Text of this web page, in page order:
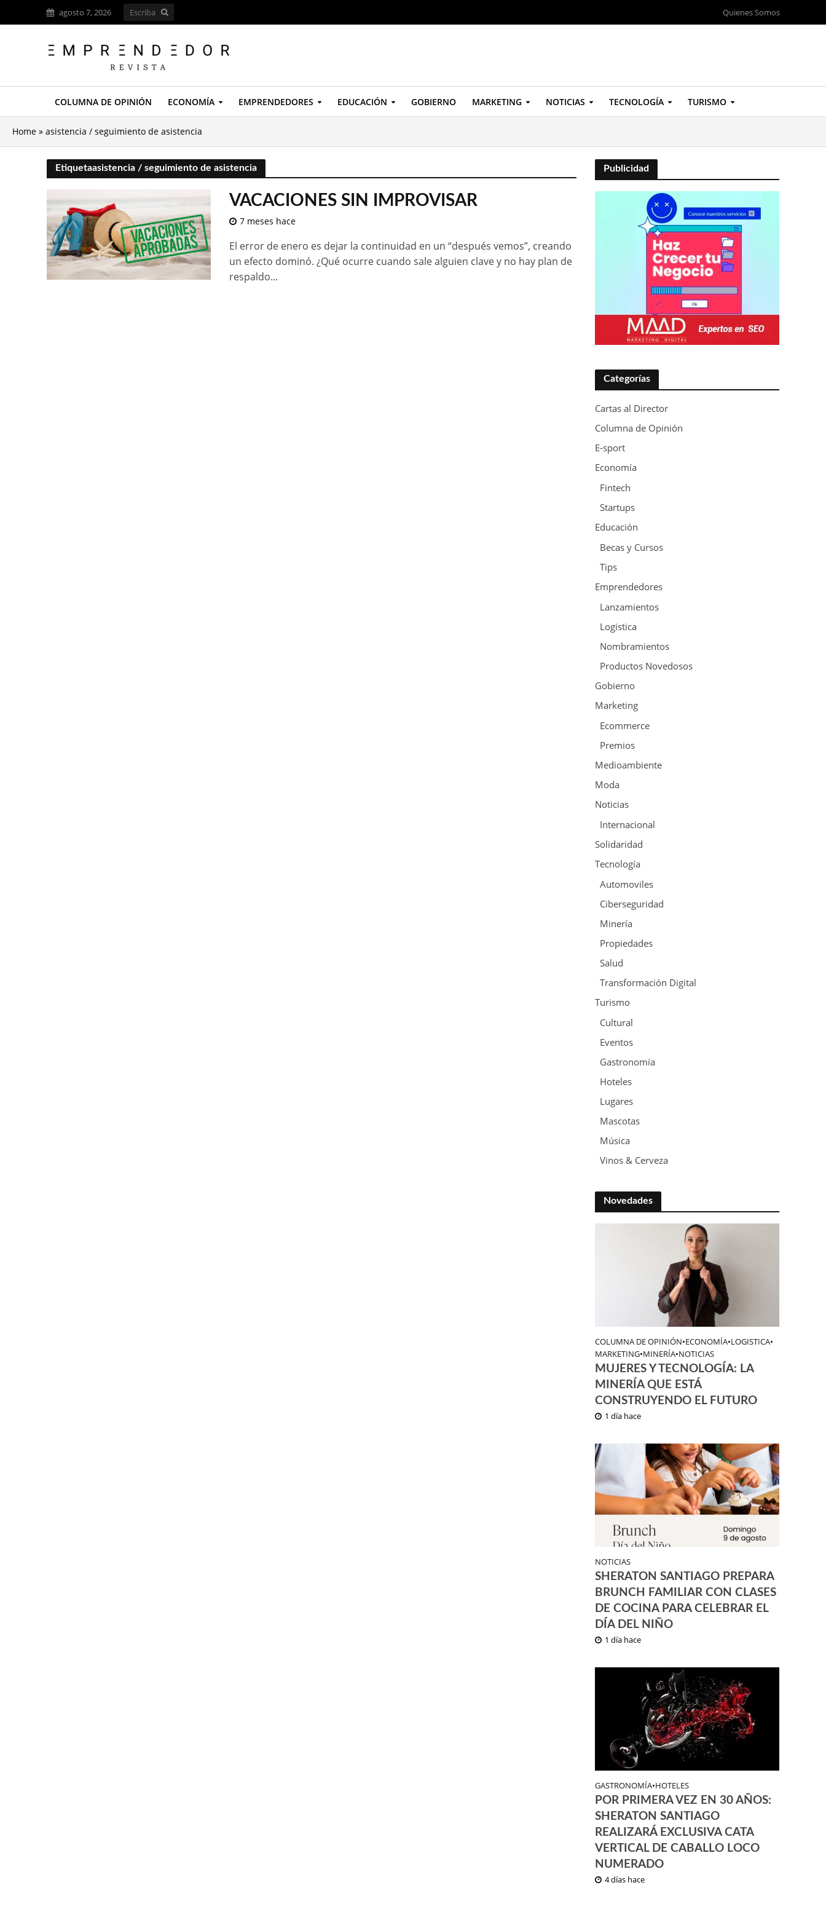
agosto 7, 2026 Quienes Somos
COLUMNA DE OPINIÓN ECONOMÍA EMPRENDEDORES EDUCACIÓN GOBIERNO MARKETING NOTICIAS TECNOLOGÍA TURISMO
Home » asistencia / seguimiento de asistencia
Etiquetaasistencia / seguimiento de asistencia
VACACIONES SIN IMPROVISAR
7 meses hace
El error de enero es dejar la continuidad en un “después vemos”, creando
un efecto dominó. ¿Qué ocurre cuando sale alguien clave y no hay plan de
respaldo...
Publicidad
Categorías
Cartas al Director
Columna de Opinión
E-sport
Economía
Fintech
Startups
Educación
Becas y Cursos
Tips
Emprendedores
Lanzamientos
Logistica
Nombramientos
Productos Novedosos
Gobierno
Marketing
Ecommerce
Premios
Medioambiente
Moda
Noticias
Internacional
Solidaridad
Tecnología
Automoviles
Ciberseguridad
Minería
Propiedades
Salud
Transformación Digital
Turismo
Cultural
Eventos
Gastronomía
Hoteles
Lugares
Mascotas
Música
Vinos & Cerveza
Novedades
COLUMNA DE OPINIÓN•ECONOMÍA•LOGISTICA•
MARKETING•MINERÍA•NOTICIAS
MUJERES Y TECNOLOGÍA: LA
MINERÍA QUE ESTÁ
CONSTRUYENDO EL FUTURO
1 día hace
NOTICIAS
SHERATON SANTIAGO PREPARA
BRUNCH FAMILIAR CON CLASES
DE COCINA PARA CELEBRAR EL
DÍA DEL NIÑO
1 día hace
GASTRONOMÍA•HOTELES
POR PRIMERA VEZ EN 30 AÑOS:
SHERATON SANTIAGO
REALIZARÁ EXCLUSIVA CATA
VERTICAL DE CABALLO LOCO
NUMERADO
4 días hace